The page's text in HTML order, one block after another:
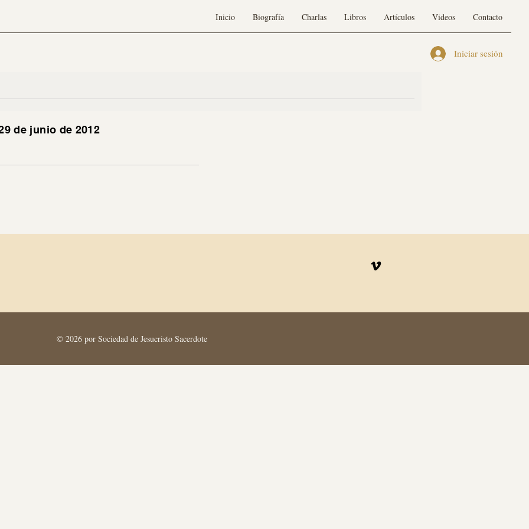
Inicio Biografía Charlas Libros Artículos Videos Contacto
Iniciar sesión
de junio de 2012
© 2026 por Sociedad de Jesucristo Sacerdote